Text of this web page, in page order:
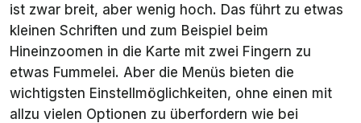
ist zwar breit, aber wenig hoch. Das führt zu etwas
kleinen Schriften und zum Beispiel beim
Hineinzoomen in die Karte mit zwei Fingern zu
etwas Fummelei. Aber die Menüs bieten die
wichtigsten Einstellmöglichkeiten, ohne einen mit
allzu vielen Optionen zu überfordern wie bei